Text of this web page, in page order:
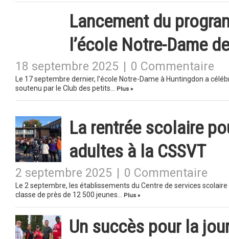
Lancement du
l’école Notre-Dame
18 septembre 2025 0 Commentaire
Le 17 septembre dernier, l’école Notre-Dame à Huntingdon a
soutenu par le Club des petits…
Plus »
La rentrée scolaire
adultes à la CSSVT
2 septembre 2025 0 Commentaire
Le 2 septembre, les établissements du Centre de services
classe de près de 12 500 jeunes…
Plus »
Un succès pour la